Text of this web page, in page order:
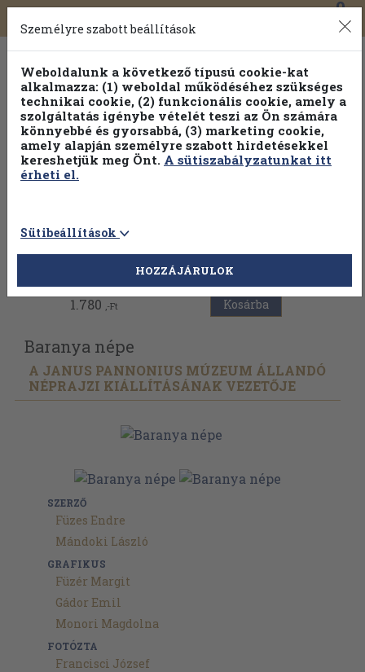
Toggle
navigation
0
Vissza az előző oldalra
1.780 ,-Ft Kosárba
Baranya népe
A JANUS PANNONIUS MÚZEUM ÁLLANDÓ
NÉPRAJZI KIÁLLÍTÁSÁNAK VEZETŐJE
SZERZŐ
Füzes Endre
Mándoki László
GRAFIKUS
Füzér Margit
Gádor Emil
Monori Magdolna
FOTÓZTA
Francisci József
Személyre szabott beállítások
Weboldalunk a következő típusú cookie-kat
alkalmazza: (1) weboldal működéséhez szükséges
technikai cookie, (2) funkcionális cookie, amely a
szolgáltatás igénybe vételét teszi az Ön számára
könnyebbé és gyorsabbá, (3) marketing cookie,
amely alapján személyre szabott hirdetésekkel
kereshetjük meg Önt. A sütiszabályzatunkat itt
érheti el.
Sütibeállítások
HOZZÁJÁRULOK